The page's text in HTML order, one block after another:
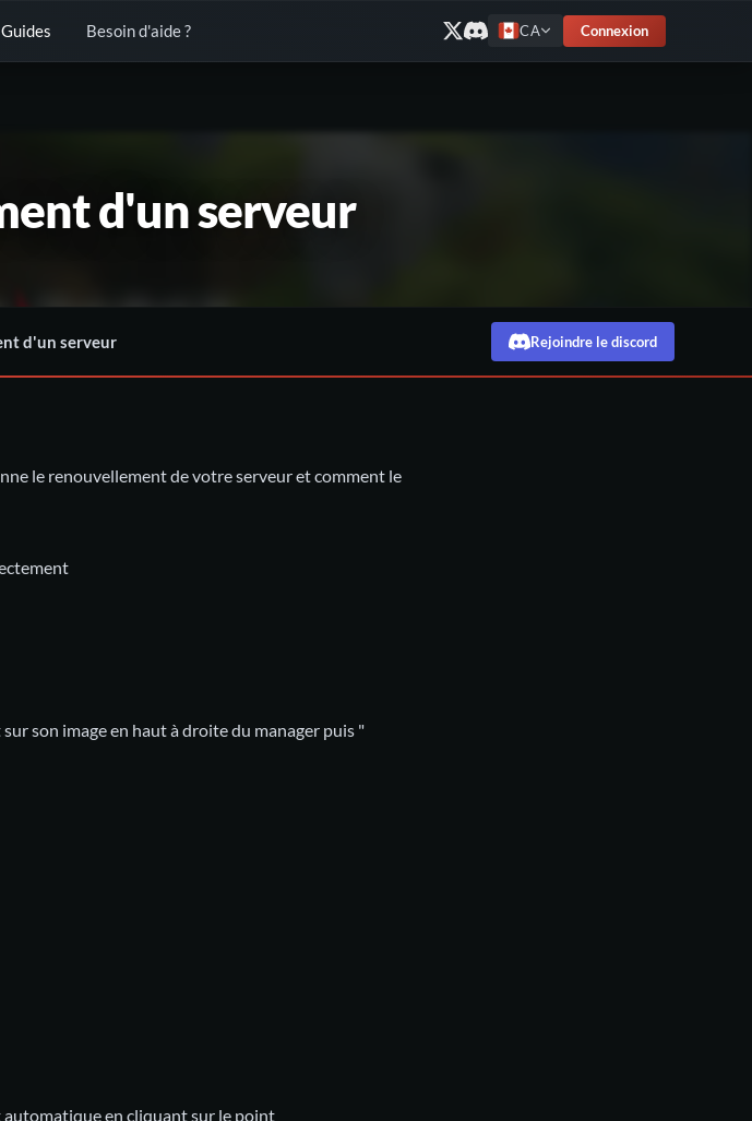
Guides Besoin d'aide ? CA Connexion
d'un serveur
d'un serveur Rejoindre le discord
le renouvellement de votre serveur et comment le
son image en haut à droite du manager puis "
en cliquant sur le point